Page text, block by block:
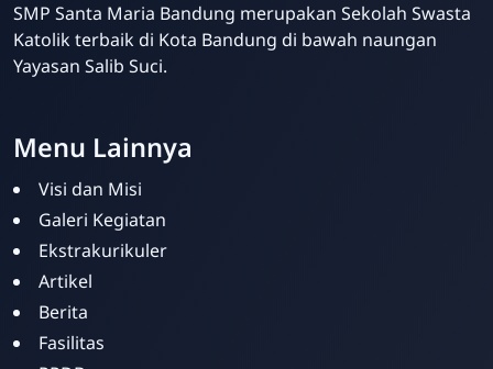
SMP Santa Maria Bandung merupakan Sekolah Swasta
Katolik terbaik di Kota Bandung di bawah naungan
Yayasan Salib Suci.
Menu Lainnya
Visi dan Misi
Galeri Kegiatan
Ekstrakurikuler
Artikel
Berita
Fasilitas